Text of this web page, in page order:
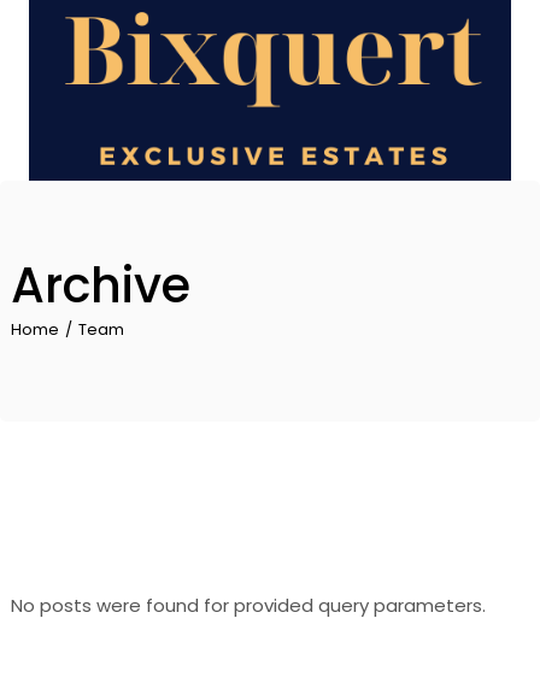
Archive
Home Team
No posts were found for provided query parameters.